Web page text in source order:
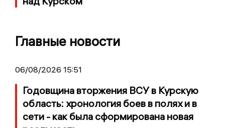
Главные новости
06/08/2026 15:51
Годовщина вторжения ВСУ в Курскую
область: хронология боев в полях и в
сети - как была сформирована новая